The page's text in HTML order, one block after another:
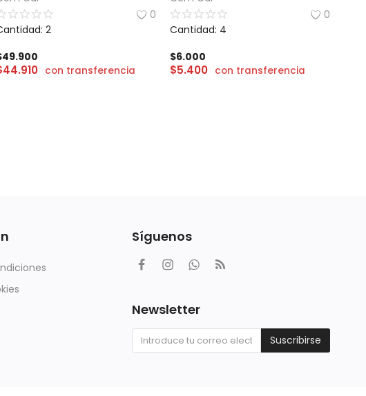
0
2
49.900
44.910 con transferencia
0
Cantidad: 4
$6.000
$5.400 con transferencia
Síguenos
Newsletter
Suscribirse